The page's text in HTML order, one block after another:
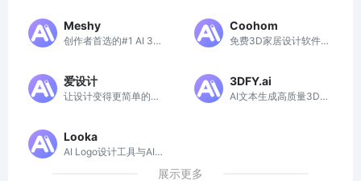
Meshy
创作者首选的#1 AI 3D
Coohom
免费3D家居设计软件
爱设计
让设计变得更简单的在
3DFY.ai
AI文本生成高质量3D
Looka
AI Logo设计工具与AI
展示更多